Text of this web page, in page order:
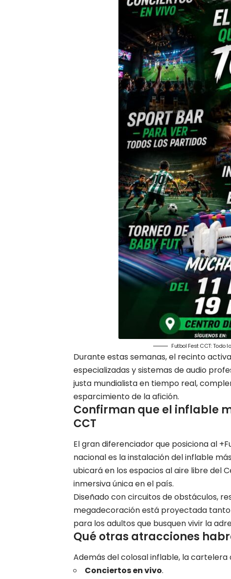
Futbol Fest CCT:
Durante estas semanas, el recinto
especializadas y sistemas de audio
justa mundialista en tiempo real,
esparcimiento de la afición.
Confirman que el inflable
CCT
El gran diferenciador que posiciona al
nacional es la instalación del inflable
ubicará en los espacios al aire libre del
inmersiva única en el país.
Diseñado con circuitos de obstáculos,
megadecoración está proyectada
para los adultos que busquen vivir la
Qué otras atracciones
Además del colosal inflable, la cartelera
Conciertos en vivo.